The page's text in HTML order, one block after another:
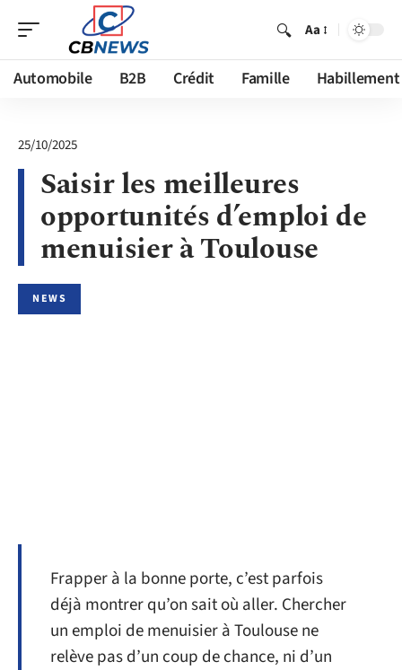
Aa
Automobile B2B Crédit Famille Habillement
25/10/2025
Saisir les meilleures
opportunités d’emploi de
menuisier à Toulouse
NEWS
Frapper à la bonne porte, c’est parfois
déjà montrer qu’on sait où aller. Chercher
un emploi de menuisier à Toulouse ne
relève pas d’un coup de chance, ni d’un